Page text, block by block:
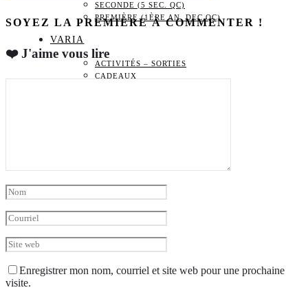
SECONDE (5 SEC. QC)
PREMIÈRE (1ÈRE AN. DEC QC)
VARIA
ACTIVITÉS – SORTIES
CADEAUX
SOYEZ LA PREMIÈRE À COMMENTER !
❤️ J'aime vous lire
Enregistrer mon nom, courriel et site web pour une prochaine
visite.